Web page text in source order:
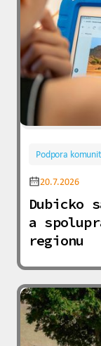
Podpora
20.7.2026
Dubicko
a
regionu